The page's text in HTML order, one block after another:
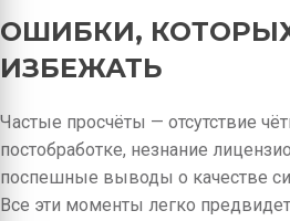
ОШИБКИ,
ИЗБЕЖАТЬ
Частые просчёты — отсутствие
постобработке, незнание
поспешные выводы о качестве
Все эти моменты легко